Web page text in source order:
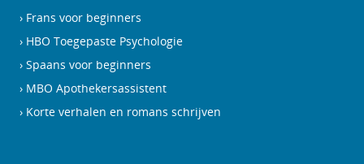
Frans voor beginners
HBO Toegepaste Psychologie
Spaans voor beginners
MBO Apothekersassistent
Korte verhalen en romans schrijven